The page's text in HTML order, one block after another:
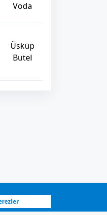
Voda
Üsküp
Butel